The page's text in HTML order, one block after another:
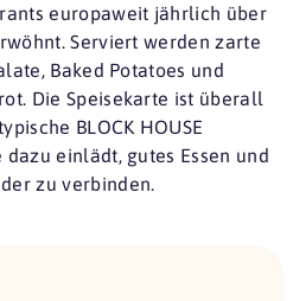
europaweit jährlich über
Serviert werden zarte
Baked Potatoes und
Die Speisekarte ist überall
BLOCK HOUSE
einlädt, gutes Essen und
zu verbinden.